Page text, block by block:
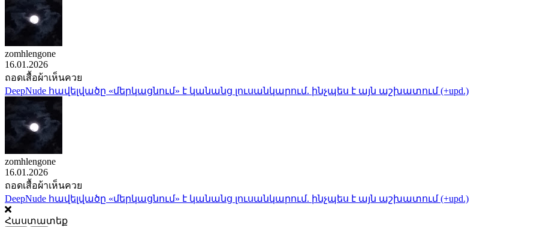
zomhlengone
16.01.2026
ถอดเสื้อผ้าเห็นควย
DeepNude հավելվածը «մերկացնում» է կանանց լուսանկարում. ինչպես է այն աշխատում (+upd.)
zomhlengone
16.01.2026
ถอดเสื้อผ้าเห็นควย
DeepNude հավելվածը «մերկացնում» է կանանց լուսանկարում. ինչպես է այն աշխատում (+upd.)
Հաստատեք